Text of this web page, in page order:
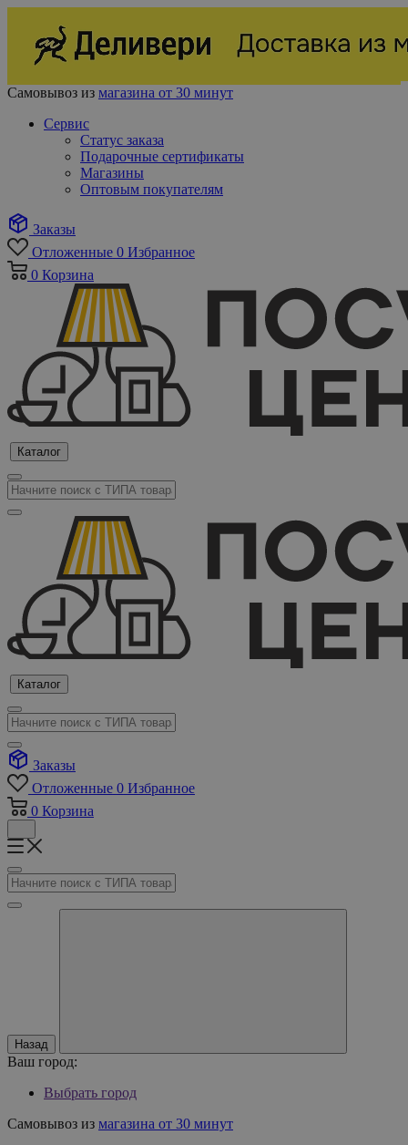
Самовывоз из магазина от 30 минут
Сервис
Статус заказа
Подарочные сертификаты
Магазины
Оптовым покупателям
Заказы
Отложенные 0 Избранное
0 Корзина
Каталог
Каталог
Заказы
Отложенные 0 Избранное
0 Корзина
Назад
Ваш город:
Выбрать город
Самовывоз из магазина от 30 минут